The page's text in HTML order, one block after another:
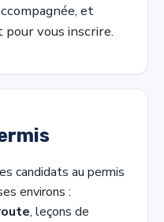
et
vous inscrire.
candidats au permis
environs :
, leçons de